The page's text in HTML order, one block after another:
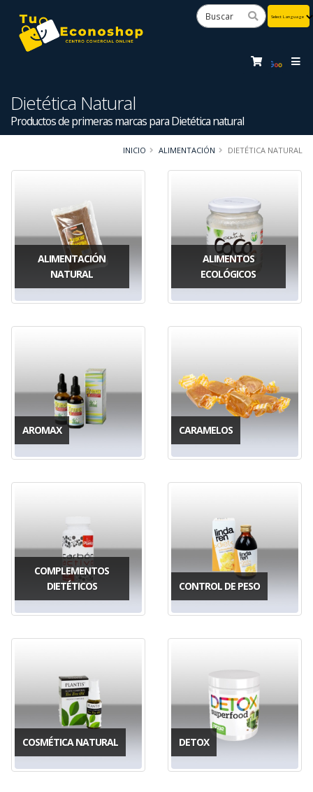
Dietética Natural
Productos de primeras marcas para Dietética natural
INICIO ALIMENTACIÓN DIETÉTICA NATURAL
ALIMENTACIÓN
NATURAL
ALIMENTOS
ECOLÓGICOS
AROMAX CARAMELOS
COMPLEMENTOS
DIETÉTICOS
CONTROL DE PESO
COSMÉTICA NATURAL DETOX